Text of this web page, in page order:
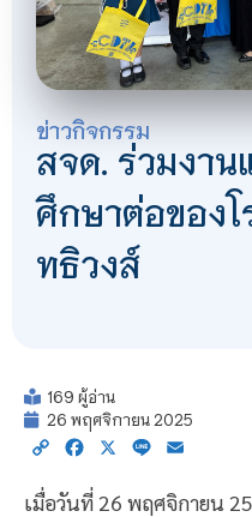
ข่าวกิจกรรม
สจด. ร่วมงา
ศึกษาต่อของโ
ทธิวงส์
169 ผู้อ่าน
26 พฤศจิกายน 2025
Copy Facebook
X Line
เมื่อวันที่ 26 พฤศจิกายน